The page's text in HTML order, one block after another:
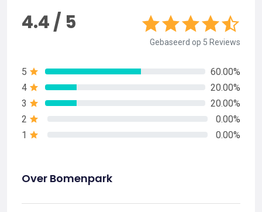
4.4 / 5
Gebaseerd op 5 Reviews
5
60.00%
4
20.00%
3
20.00%
2
0.00%
1
0.00%
Over Bomenpark